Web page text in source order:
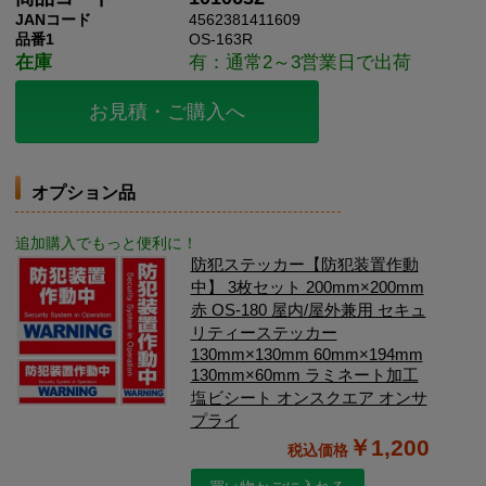
JANコード
4562381411609
品番1
OS-163R
在庫 有：通常2～3営業日で出荷
お見積・ご購入へ
オプション品
追加購入でもっと便利に！
防犯ステッカー【防犯装置作動
中】 3枚セット 200mm×200mm
赤 OS-180 屋内/屋外兼用 セキュ
リティーステッカー
130mm×130mm 60mm×194mm
130mm×60mm ラミネート加工
塩ビシート オンスクエア オンサ
プライ
￥1,200